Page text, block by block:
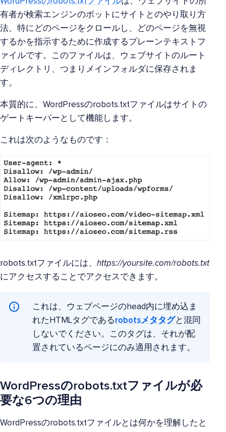
有者が検索エンジンのボットにサイトとのやり取り方
法、特にどのページをクロールし、どのページを無視
するかを指示するために作成するプレーンテキストフ
ァイルです。このファイルは、ウェブサイトのルート
ディレクトリ、つまりメインフォルダに保存されま
す。
本質的に、WordPressのrobots.txtファイルはサイトの
ゲートキーパーとして機能します。
これは次のようなものです：
robots.txtファイルには、 https://yoursite.com/robots.txt
にアクセスすることでアクセスできます。
これは、ウェブページのhead内に埋め込ま
れたHTMLタグであるrobotsメタタグと混同
しないでください。このタグは、それが配
置されているページにのみ適用されます。
WordPressのrobots.txtファイルが必
要な6つの理由
WordPressのrobots.txtファイルとは何かを理解したと